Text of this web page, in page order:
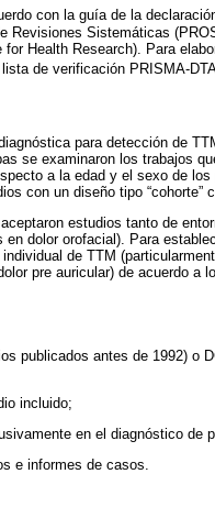
con la guía de la
Revisiones Sistemáticas
Health Research). Para
de verificación PRISMA-
para detección de
se examinaron los trabajos
a la edad y el sexo de
con un diseño tipo “cohorte”
estudios tanto de
dolor orofacial). Para
de TTM
pre auricular) de acuerdo a
publicados antes de 1992) o
incluido;
en el diagnóstico de
e informes de casos.